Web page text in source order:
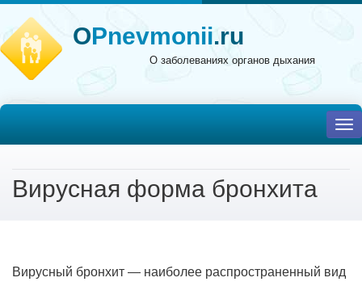
OPnevmonii.ru
О заболеваниях органов дыхания
Вирусная форма бронхита
Вирусный бронхит — наиболее распространенный вид